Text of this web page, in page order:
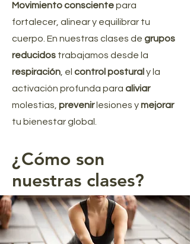
Movimiento conscientepara
fortalecer, alinear y equilibrar tu
cuerpo. En nuestras clases de grupos
reducidos trabajamos desde la
respiración , el control postural y la
activación profunda para aliviar
molestias, prevenir lesiones ymejorar
tu bienestar global.
¿Cómo son
nuestras clases?